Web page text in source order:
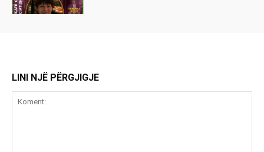
LINI NJË PËRGJIGJE